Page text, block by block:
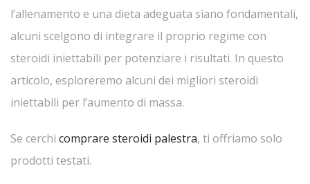
l’allenamento e una dieta adeguata siano fondamentali,
alcuni scelgono di integrare il proprio regime con
steroidi iniettabili per potenziare i risultati. In questo
articolo, esploreremo alcuni dei migliori steroidi
iniettabili per l’aumento di massa.
Se cerchi comprare steroidi palestra, ti offriamo solo
prodotti testati.